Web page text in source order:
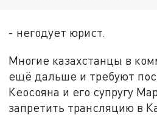
- негодует юрист.
Многие казахстанцы в
ещё дальше и требуют
Кеосояна и его супругу
запретить трансляцию в